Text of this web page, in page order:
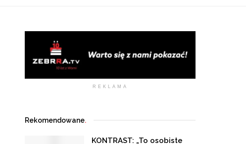
REKLAMA
Rekomendowane.
KONTRAST: „To osobiste